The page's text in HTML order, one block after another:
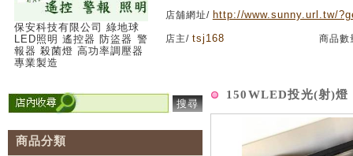
保安科技有限公司 綠地球
LED照明 遙控器 防盜器 警
報器 殺菌燈 高功率調壓器
專業製造
店舖網址/ http://www.sunny.url.tw/
店主/ tsj168 商品
搜尋
商品分類
150WLED投光(射)燈